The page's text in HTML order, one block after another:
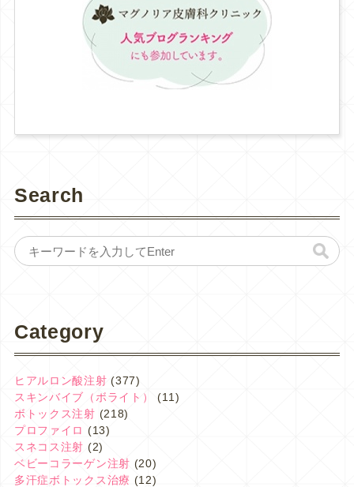
Search
Category
ヒアルロン酸注射 (377)
スキンバイブ（ボライト）
(11)
ボトックス注射 (218)
プロファイロ (13)
スネコス注射 (2)
ベビーコラーゲン注射 (20)
多汗症ボトックス治療 (12)